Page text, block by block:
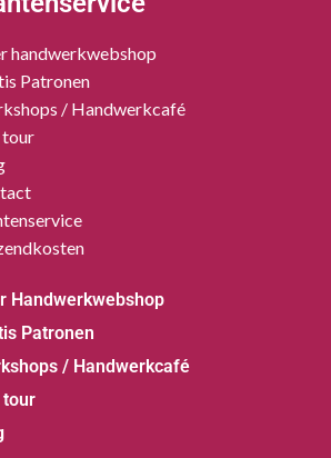
handwerkwebshop
Patronen
/ Handwerkcafé
tour
Handwerkwebshop
Patronen
/ Handwerkcafé
tour